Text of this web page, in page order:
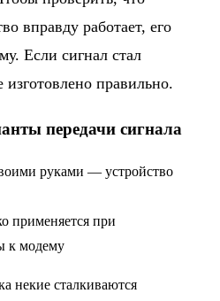
вправду работает, его
Если сигнал стал
изготовлено правильно.
передачи сигнала
применяется при
к модему
некие сталкиваются